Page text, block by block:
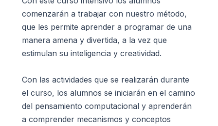
comenzarán a trabajar con nuestro método,
que les permite aprender a programar de una
manera amena y divertida, a la vez que
estimulan su inteligencia y creatividad.
Con las actividades que se realizarán durante
el curso, los alumnos se iniciarán en el camino
del pensamiento computacional y aprenderán
a comprender mecanismos y conceptos